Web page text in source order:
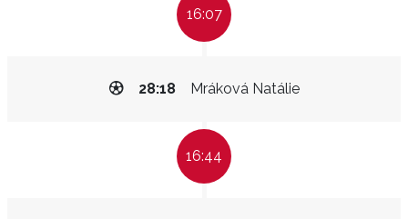
16:07
Mráková Natálie
28:18
16:44